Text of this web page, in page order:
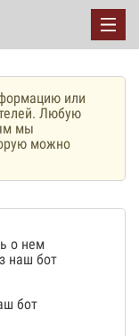
или
Любую
мы
можно
о нем
наш бот
бот